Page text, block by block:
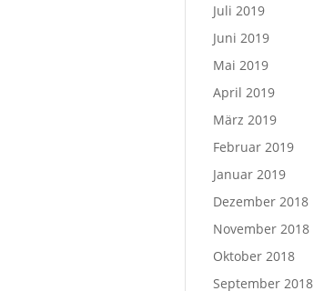
Juli 2019
Juni 2019
Mai 2019
April 2019
März 2019
Februar 2019
Januar 2019
Dezember 2018
November 2018
Oktober 2018
September 2018